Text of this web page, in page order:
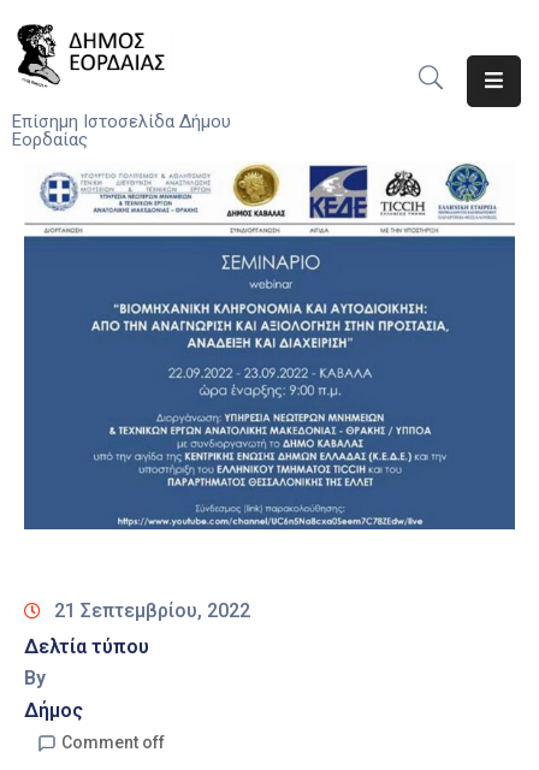
Επίσημη Ιστοσελίδα Δήμου
Εορδαίας
Δήμος
Νέα
Υπηρεσίες
Αποφάσεις
21 Σεπτεμβρίου, 2022
Δελτία τύπου
By
Δήμος
Comment off